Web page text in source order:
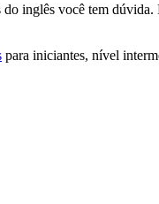
inglês você tem
para iniciantes, nível